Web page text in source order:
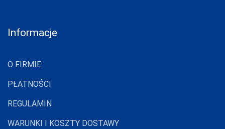
Informacje
O FIRMIE
PŁATNOŚCI
REGULAMIN
WARUNKI I KOSZTY DOSTAWY